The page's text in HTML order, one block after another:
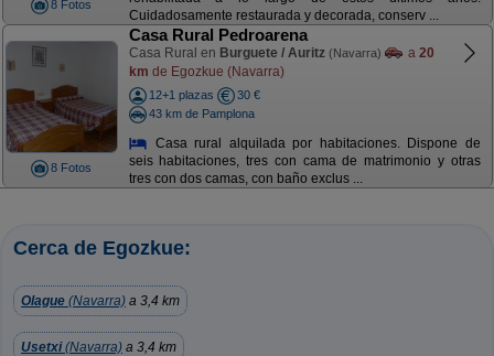
8 Fotos
Cuidadosamente restaurada y decorada, conserv ...
8 Fotos
Casa Rural Pedroarena
Casa Rural en Burguete / Auritz (Navarra) a 20
km de Egozkue (Navarra)
12+1 plazas
30 €
43 km de Pamplona
Casa rural alquilada por habitaciones. Dispone de
seis habitaciones, tres con cama de matrimonio y otras
tres con dos camas, con baño exclus ...
Cerca de Egozkue:
Olague (Navarra) a 3,4 km
Usetxi(Navarra) a 3,4 km